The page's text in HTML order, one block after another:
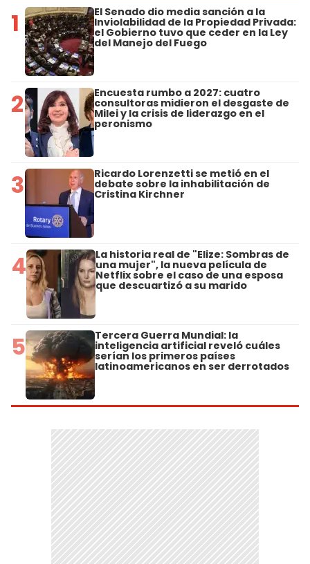
1 El Senado dio media sanción a la
Inviolabilidad de la Propiedad Privada:
el Gobierno tuvo que ceder en la Ley
del Manejo del Fuego
2 Encuesta rumbo a 2027: cuatro
consultoras midieron el desgaste de
Milei y la crisis de liderazgo en el
peronismo
3 Ricardo Lorenzetti se metió en el
debate sobre la inhabilitación de
Cristina Kirchner
4 La historia real de "Elize: Sombras de
una mujer", la nueva película de
Netflix sobre el caso de una esposa
que descuartizó a su marido
5 Tercera Guerra Mundial: la
inteligencia artificial reveló cuáles
serían los primeros países
latinoamericanos en ser derrotados